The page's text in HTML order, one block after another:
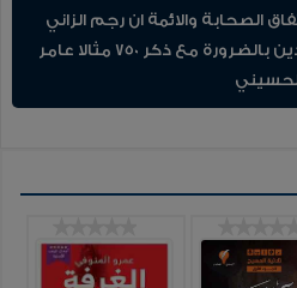
الصحابة والائمة ان رجم الزاني
حكم متواتر معلوم من الدين بالضرورة مع ذكر 750 مثالا عامر